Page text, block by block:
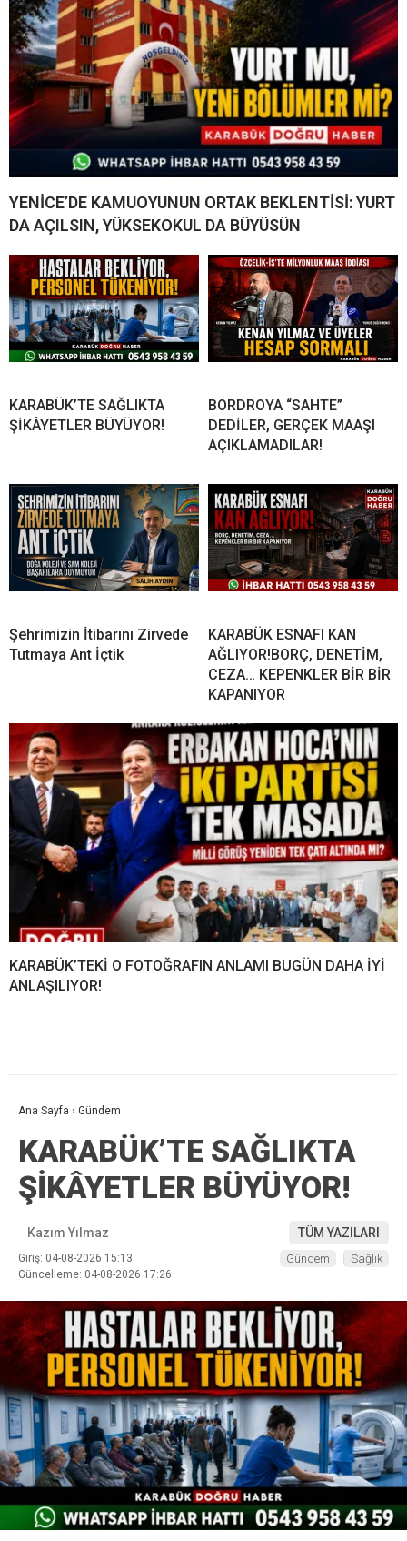
YENİCE’DE KAMUOYUNUN ORTAK BEKLENTİSİ: YURT
DA AÇILSIN, YÜKSEKOKUL DA BÜYÜSÜN
KARABÜK’TE SAĞLIKTA
ŞİKÂYETLER BÜYÜYOR!
BORDROYA “SAHTE”
DEDİLER, GERÇEK MAAŞI
AÇIKLAMADILAR!
Şehrimizin İtibarını Zirvede
Tutmaya Ant İçtik
KARABÜK ESNAFI KAN
AĞLIYOR!BORÇ, DENETİM,
CEZA… KEPENKLER BİR BİR
KAPANIYOR
KARABÜK’TEKİ O FOTOĞRAFIN ANLAMI BUGÜN DAHA İYİ
ANLAŞILIYOR!
Ana Sayfa › Gündem
KARABÜK’TE SAĞLIKTA
ŞİKÂYETLER BÜYÜYOR!
Kazım Yılmaz TÜM YAZILARI
Giriş: 04-08-2026 15:13
Güncelleme: 04-08-2026 17:26
Gündem Sağlık